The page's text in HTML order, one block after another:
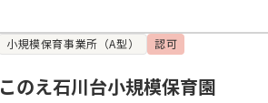
小規模保育事業所（A型） 認可
このえ石川台小規模保育園